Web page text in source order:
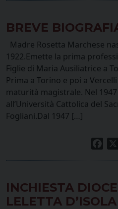
BREVE
Madre Rosetta Marchese
1922.Emette la prima
Figlie di Maria Ausiliatrice a
Prima a Torino e poi a
maturità magistrale. Nel
all’Università Cattolica del
Fogliani.Dal 1947 […]
INCHIESTA
LELETTA D’ISOLA